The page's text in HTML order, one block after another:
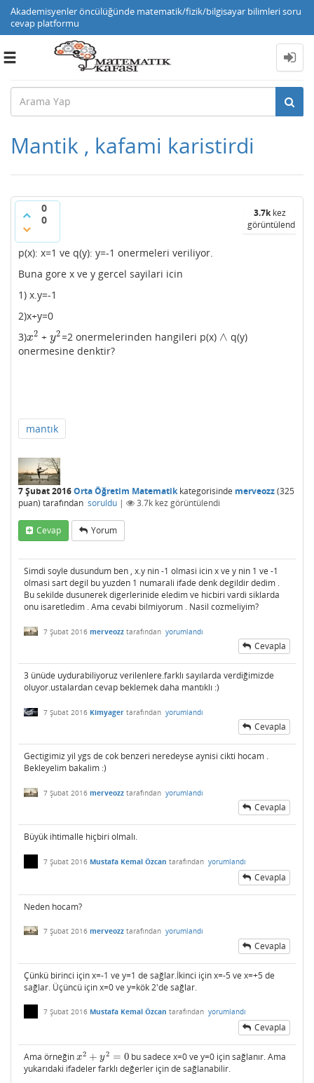
Akademisyenler öncülüğünde matematik/fizik/bilgisayar bilimleri soru
cevap platformu
Toggle
Mantik , kafami karistirdi
0
0
3.7kkez
görüntülendi
p(x): x=1 ve q(y): y=-1 onermeleri veriliyor.
Buna gore x ve y gercel sayilari icin
1) x.y=-1
2)x+y=0
3)x2
x2 + y2
y2=2 onermelerinden hangileri p(x) ∧
∧ q(y)
onermesine denktir?
mantık
7 Şubat 2016Orta Öğretim Matematikkategorisinde merveozz(325
puan) tarafından soruldu | 3.7k kez görüntülendi
Cevap Yorum
Simdi soyle dusundum ben , x.y nin -1 olmasi icin x ve y nin 1 ve -1
olmasi sart degil bu yuzden 1 numarali ifade denk degildir dedim .
Bu sekilde dusunerek digerlerinide eledim ve hicbiri vardi siklarda
onu isaretledim . Ama cevabi bilmiyorum . Nasil cozmeliyim?
7 Şubat 2016 merveozz tarafından yorumlandı
Cevapla
3 ünüde uydurabiliyoruz verilenlere.farklı sayılarda verdiğimizde
oluyor.ustalardan cevap beklemek daha mantıklı :)
7 Şubat 2016 Kimyager tarafından yorumlandı
Cevapla
Gectigimiz yil ygs de cok benzeri neredeyse aynisi cikti hocam .
Bekleyelim bakalim :)
7 Şubat 2016 merveozz tarafından yorumlandı
Cevapla
Büyük ihtimalle hiçbiri olmalı.
7 Şubat 2016 Mustafa Kemal Özcan tarafından yorumlandı
Cevapla
Neden hocam?
7 Şubat 2016 merveozz tarafından yorumlandı
Cevapla
Çünkü birinci için x=-1 ve y=1 de sağlar.İkinci için x=-5 ve x=+5 de
sağlar. Üçüncü için x=0 ve y=kök 2'de sağlar.
7 Şubat 2016 Mustafa Kemal Özcan tarafından yorumlandı
Cevapla
Ama örneğin x2 + y2 = 0
x2+y2 =0
bu sadece x=0 ve y=0 için sağlanır. Ama
yukarıdaki ifadeler farklı değerler için de sağlanabilir.